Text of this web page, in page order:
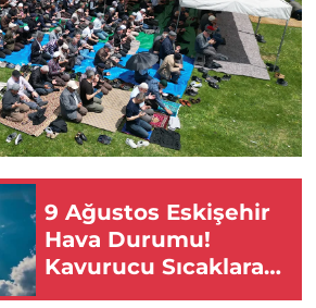
9 Ağustos Eskişehir
Hava Durumu!
Kavurucu Sıcaklara
Dikkat!